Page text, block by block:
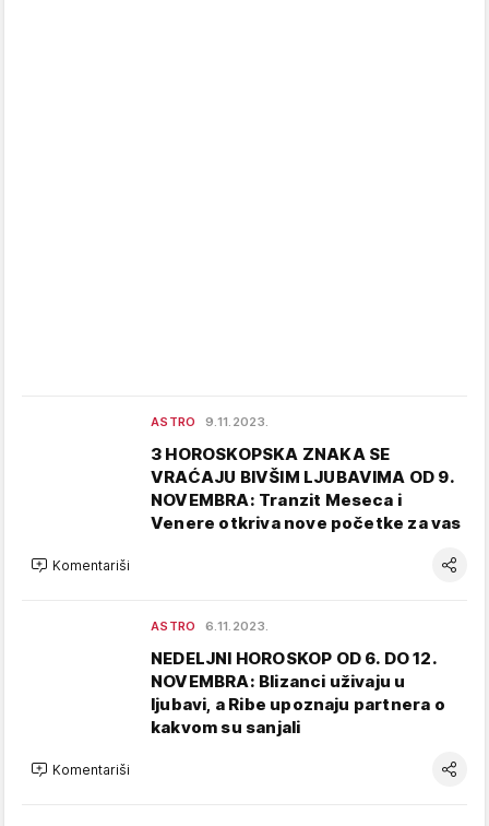
ASTRO 9.11.2023.
3 HOROSKOPSKA ZNAKA SE
VRAĆAJU BIVŠIM LJUBAVIMA OD 9.
NOVEMBRA: Tranzit Meseca i
Venere otkriva nove početke za vas
Komentariši
ASTRO 6.11.2023.
NEDELJNI HOROSKOP OD 6. DO 12.
NOVEMBRA: Blizanci uživaju u
ljubavi, a Ribe upoznaju partnera o
kakvom su sanjali
Komentariši